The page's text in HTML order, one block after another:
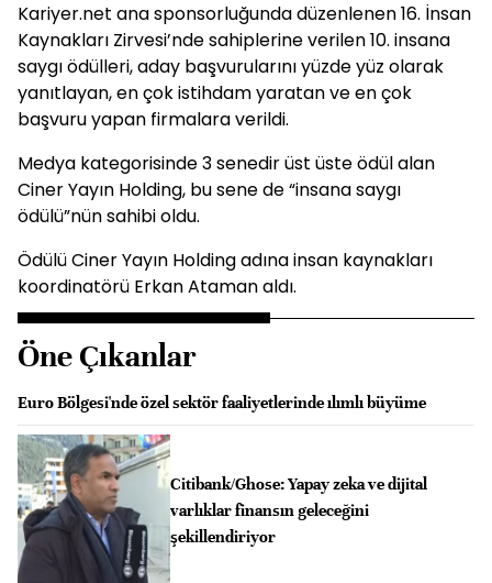
Kariyer.net ana sponsorluğunda düzenlenen 16. İnsan
Kaynakları Zirvesi’nde sahiplerine verilen 10. insana
saygı ödülleri, aday başvurularını yüzde yüz olarak
yanıtlayan, en çok istihdam yaratan ve en çok
başvuru yapan firmalara verildi.
Medya kategorisinde 3 senedir üst üste ödül alan
Ciner Yayın Holding, bu sene de “insana saygı
ödülü”nün sahibi oldu.
Ödülü Ciner Yayın Holding adına insan kaynakları
koordinatörü Erkan Ataman aldı.
Öne Çıkanlar
Euro Bölgesi'nde özel sektör faaliyetlerinde ılımlı büyüme
Citibank/Ghose: Yapay zeka ve dijital
varlıklar finansın geleceğini
şekillendiriyor